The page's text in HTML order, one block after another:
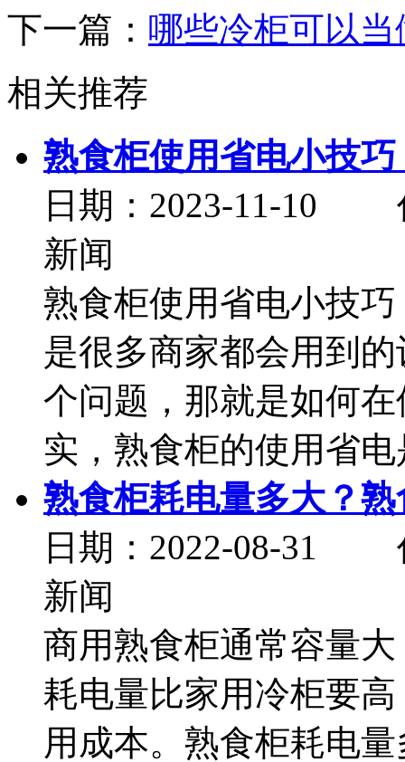
下一篇： 哪些冷柜可以
相关推荐
熟食柜使用省电小技巧
日期：2023-11-10
新闻
熟食柜使用省电小技
是很多商家都会用到
个问题，那就是如何
实，熟食柜的使用省
熟食柜耗电量多大？熟
日期：2022-08-31
新闻
商用熟食柜通常容量
耗电量比家用冷柜要
用成本。熟食柜耗电